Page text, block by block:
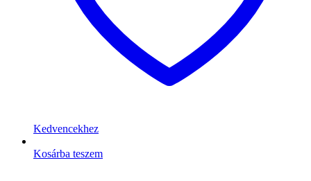
Kedvencekhez
Kosárba teszem